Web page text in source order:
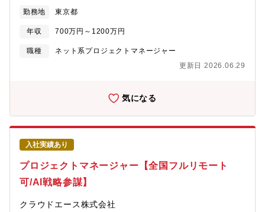
力を入れています。今後のAI事業含めて業務提案できる方を募集
いたします。【具体的な職務内容】■案件創出とアカウント戦略AI
を活用して顧客の経営課題や業界動向を分析し、数千万～億円規
模の潜在ニーズを発掘。経営層への提案を行い案件を創出する。
評価等をAIで高速生成。浮いた時間を「顧客の意思決定を動かす
統制とP/L責任予算（数千万～億円）、スコープ、品質を統合管
理。AIによる予兆検知を活用し、プロジェクトの黒字化と顧客満
足を両立させる。■複雑なステークホルダーマネジメント顧客（経
営・事業・調達）、自社（営業・開発）、パートナー企業など、
多岐にわたる利害関係者の合意形成を主導する。■AI時代のPMプ
ロセス開拓「AIと共創するPM像」を模索し、社内のプリセール
ス・開発プロセス自体をアップデートする。【配属部署】技術本
部 コンサルティング部顧客のビジネス課題を深く理解し、IT 戦
略の提案からプロジェクトの全体管理（PM/PMO）までを担い、
～第四事業部）を担当し、アカウント獲得や長期的な関係の構築
勤務地 東京都
年収 700万円～1200万円
職種
ネット系プロジェクトマネージャー
更新日 2026.06.29
気になる
入社実績あり
プロジェクトマネージャー【全国フルリモート
可/AI戦略参謀】
クラウドエース株式会社